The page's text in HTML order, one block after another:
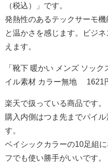
（税込）」です。
発熱性のあるテックサーモ
と温かさを感じます。ビジ
えます。
「靴下 暖かい メンズ ソッ
イル素材 カラー無地 1621
楽天で扱っている商品です。
購入内側はつま先までパイ
す。
ベイシックカラーの10足組
フでも使い勝手がいいです。